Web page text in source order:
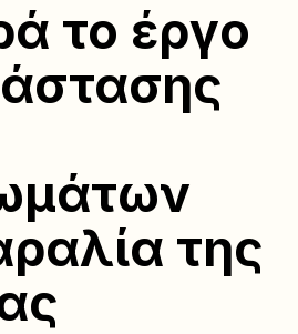
το έργο
της